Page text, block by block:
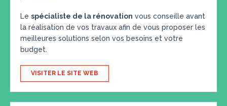
Le spécialiste de la rénovation vous conseille avant
la réalisation de vos travaux afin de vous proposer les
meilleures solutions selon vos besoins et votre
budget.
VISITER LE SITE WEB